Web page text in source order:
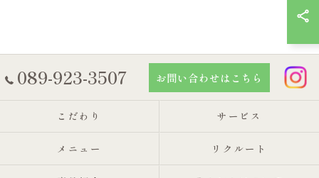
089-923-3507 お問い合わせはこちら
こだわり サービス
メニュー リクルート